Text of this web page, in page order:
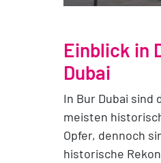
Einblick in
Dubai
In Bur Dubai
meisten
Opfer, dennoch
historische